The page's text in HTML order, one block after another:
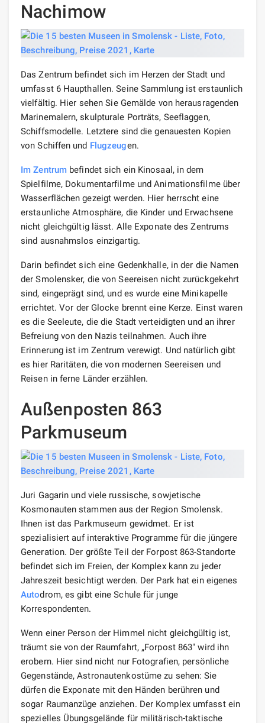
Nachimow
Das Zentrum befindet sich im Herzen der Stadt und
umfasst 6 Haupthallen. Seine Sammlung ist erstaunlich
vielfältig. Hier sehen Sie Gemälde von herausragenden
Marinemalern, skulpturale Porträts, Seeflaggen,
Schiffsmodelle. Letztere sind die genauesten Kopien
von Schiffen und Flugzeugen.
Im Zentrum befindet sich ein Kinosaal, in dem
Spielfilme, Dokumentarfilme und Animationsfilme über
Wasserflächen gezeigt werden. Hier herrscht eine
erstaunliche Atmosphäre, die Kinder und Erwachsene
nicht gleichgültig lässt. Alle Exponate des Zentrums
sind ausnahmslos einzigartig.
Darin befindet sich eine Gedenkhalle, in der die Namen
der Smolensker, die von Seereisen nicht zurückgekehrt
sind, eingeprägt sind, und es wurde eine Minikapelle
errichtet. Vor der Glocke brennt eine Kerze. Einst waren
es die Seeleute, die die Stadt verteidigten und an ihrer
Befreiung von den Nazis teilnahmen. Auch ihre
Erinnerung ist im Zentrum verewigt. Und natürlich gibt
es hier Raritäten, die von modernen Seereisen und
Reisen in ferne Länder erzählen.
Außenposten 863
Parkmuseum
Juri Gagarin und viele russische, sowjetische
Kosmonauten stammen aus der Region Smolensk.
Ihnen ist das Parkmuseum gewidmet. Er ist
spezialisiert auf interaktive Programme für die jüngere
Generation. Der größte Teil der Forpost 863-Standorte
befindet sich im Freien, der Komplex kann zu jeder
Jahreszeit besichtigt werden. Der Park hat ein eigenes
Autodrom, es gibt eine Schule für junge
Korrespondenten.
Wenn einer Person der Himmel nicht gleichgültig ist,
träumt sie von der Raumfahrt, „Forpost 863″ wird ihn
erobern. Hier sind nicht nur Fotografien, persönliche
Gegenstände, Astronautenkostüme zu sehen: Sie
dürfen die Exponate mit den Händen berühren und
sogar Raumanzüge anziehen. Der Komplex umfasst ein
spezielles Übungsgelände für militärisch-taktische